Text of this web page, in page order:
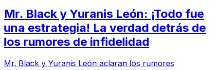
Mr. Black y Yuranis León: ¡Todo fue
una estrategia! La verdad detrás de
los rumores de infidelidad
Mr. Black y Yuranis León aclaran los rumores